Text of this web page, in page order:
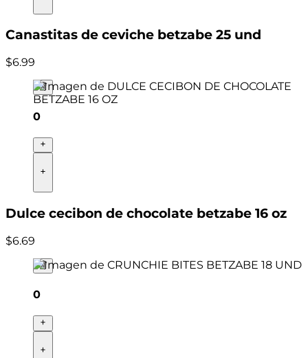
Canastitas de ceviche betzabe 25 und
$6.99
0
Dulce cecibon de chocolate betzabe 16 oz
$6.69
0